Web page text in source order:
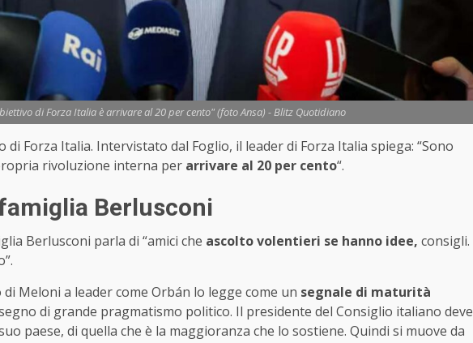
di Forza Italia è arrivare al 20 per cento" (foto Ansa) - Blitz Quotidiano
Forza Italia. Intervistato dal Foglio, il leader di Forza Italia spiega: “Sono
rivoluzione interna per arrivare al 20 per cento“.
Berlusconi
Berlusconi parla di “amici che ascolto volentieri se hanno idee, consigli.
di Meloni a leader come Orbán lo legge come un segnale di maturità
di grande pragmatismo politico. Il presidente del Consiglio italiano deve
paese, di quella che è la maggioranza che lo sostiene. Quindi si muove da